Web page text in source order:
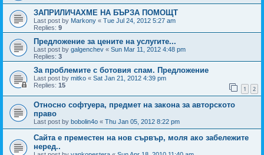
ЗАПРИЛИЧАХМЕ НА БЪРЗА ПОМОЩТ
Last post by Markony « Tue Jul 24, 2012 5:27 am
Replies: 9
Предложение за цените на услугите...
Last post by galgenchev « Sun Mar 11, 2012 4:48 pm
Replies: 3
За проблемите с ботовия спам. Предложение
Last post by mitko « Sat Jan 21, 2012 4:39 pm
Replies: 15 1 2
Относно софтуера, предмет на закона за авторското
право
Last post by bobolin4o « Thu Jan 05, 2012 8:22 pm
Сайта е преместен на нов сървър, моля ако забележите
неред..